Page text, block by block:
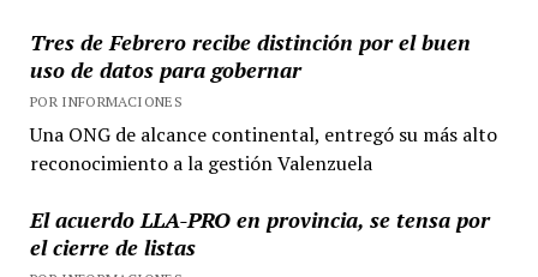
Tres de Febrero recibe distinción por el buen
uso de datos para gobernar
POR INFORMACIONES
Una ONG de alcance continental, entregó su más alto
reconocimiento a la gestión Valenzuela
El acuerdo LLA-PRO en provincia, se tensa por
el cierre de listas